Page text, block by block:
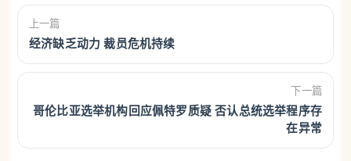
上一篇
经济缺乏动力 裁员危机持续
下一篇
哥伦比亚选举机构回应佩特罗质疑 否认总统选举程序存
在异常